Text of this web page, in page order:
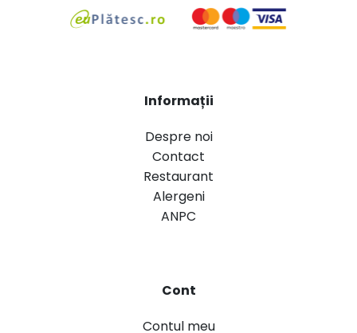
Informații
Despre noi
Contact
Restaurant
Alergeni
ANPC
Cont
Contul meu